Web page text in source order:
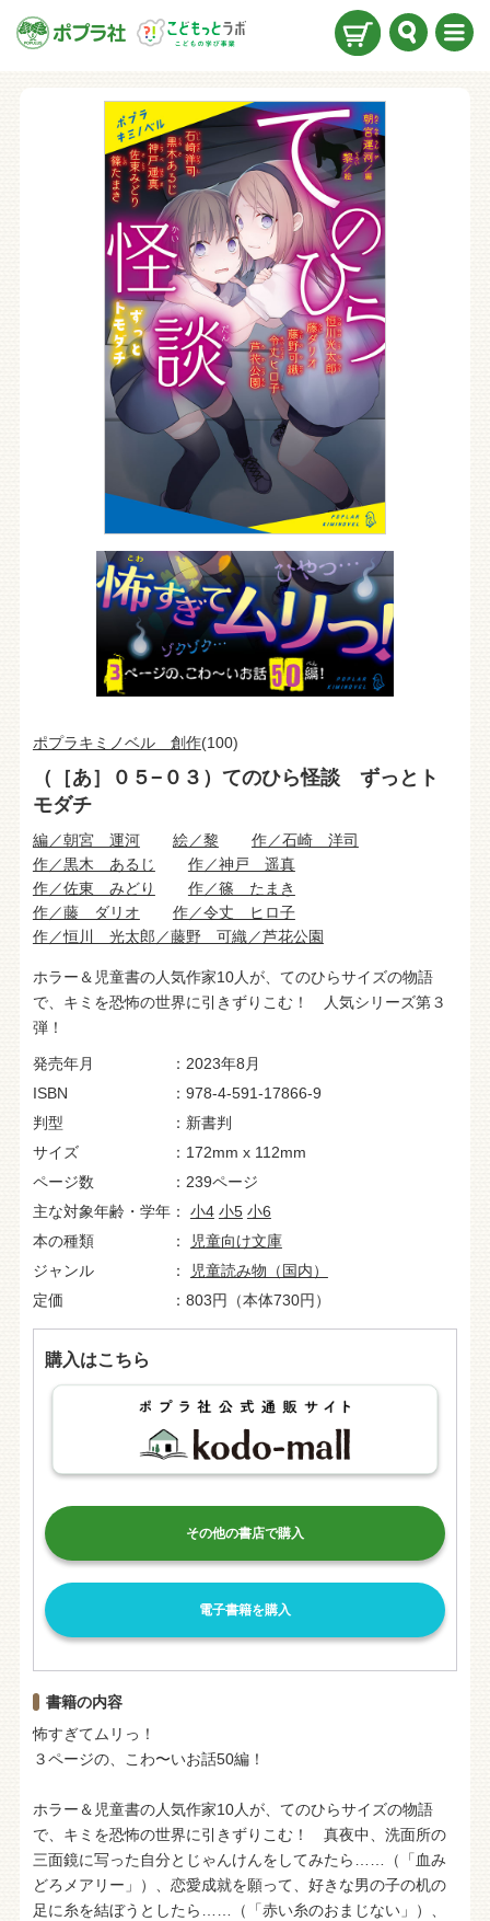
ポプラキミノベル 創作(100)
（［あ］０５−０３）てのひら怪談 ずっとト
モダチ
編／朝宮 運河 絵／黎
作／石崎 洋司
作／黒木 あるじ
作／神戸 遥真
作／佐東 みどり
作／篠 たまき
作／藤 ダリオ
作／令丈 ヒロ子
作／恒川 光太郎／藤野 可織／芦花公園
ホラー＆児童書の人気作家10人が、てのひらサイズの物語
で、キミを恐怖の世界に引きずりこむ！ 人気シリーズ第３
弾！
発売年月
2023年8月
ISBN
978-4-591-17866-9
判型
新書判
サイズ
172mm x 112mm
ページ数
239ページ
主な対象年齢・学年
小4 小5 小6
本の種類
児童向け文庫
ジャンル
児童読み物（国内）
定価
803円（本体730円）
購入はこちら
その他の書店で購入
電子書籍を購入
書籍の内容
怖すぎてムリっ！
３ページの、こわ〜いお話50編！
ホラー＆児童書の人気作家10人が、てのひらサイズの物語
で、キミを恐怖の世界に引きずりこむ！ 真夜中、洗面所の
三面鏡に写った自分とじゃんけんをしてみたら……（「血み
どろメアリー」）、恋愛成就を願って、好きな男の子の机の
足に糸を結ぼうとしたら……（「赤い糸のおまじない」）、